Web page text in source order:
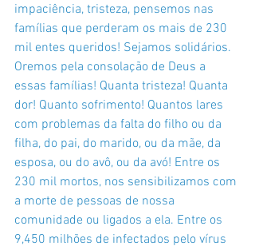
impaciência, tristeza, pensemos nas
famílias que perderam os mais de 230
mil entes queridos! Sejamos solidários.
Oremos pela consolação de Deus a
essas famílias! Quanta tristeza! Quanta
dor! Quanto sofrimento! Quantos lares
com problemas da falta do filho ou da
filha, do pai, do marido, ou da mãe, da
esposa, ou do avô, ou da avó! Entre os
230 mil mortos, nos sensibilizamos com
a morte de pessoas de nossa
comunidade ou ligados a ela. Entre os
9,450 milhões de infectados pelo vírus